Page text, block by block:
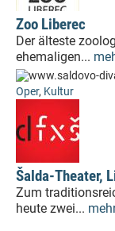
Zoo Liberec
Der älteste
ehemaligen...
Oper, Kultur
Šalda-Theater,
Zum
heute zwei...